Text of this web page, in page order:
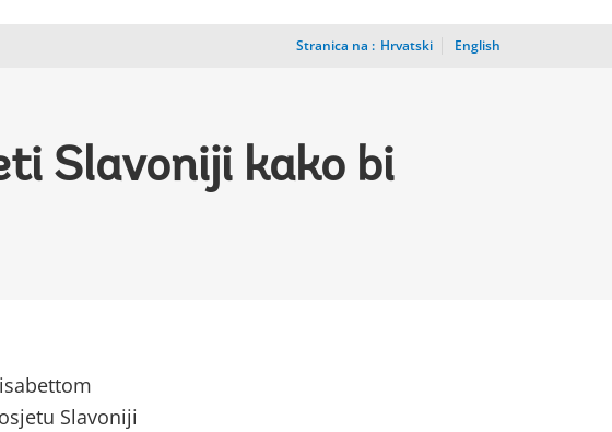
Stranica na : Hrvatski English
Slavoniji kako bi
Slavoniji